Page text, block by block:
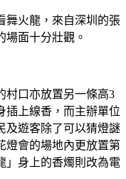
舞火龍，來自深圳的張
場面十分壯觀。
村口亦放置另一條高3
插上線香，而主辦單位
及遊客除了可以猜燈謎
燈會的場地內更放置第
」身上的香燭則改為電